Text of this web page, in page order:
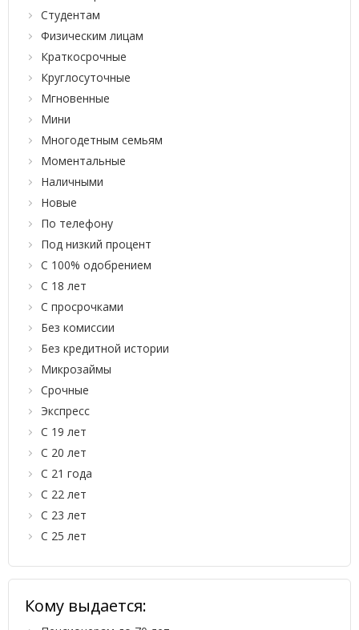
Студентам
Физическим лицам
Краткосрочные
Круглосуточные
Мгновенные
Мини
Многодетным семьям
Моментальные
Наличными
Новые
По телефону
Под низкий процент
С 100% одобрением
С 18 лет
С просрочками
Без комиссии
Без кредитной истории
Микрозаймы
Срочные
Экспресс
С 19 лет
С 20 лет
С 21 года
С 22 лет
С 23 лет
С 25 лет
Кому выдается: